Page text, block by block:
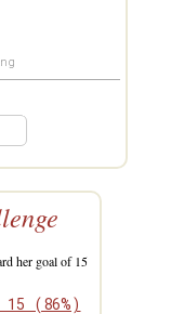
her goal of 15
(86%)